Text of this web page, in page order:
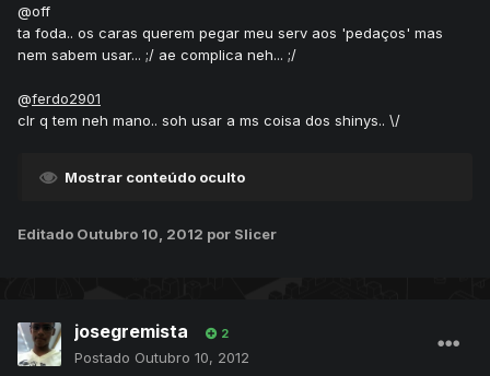
@off
ta foda.. os caras querem pegar meu serv aos 'pedaços' mas
nem sabem usar... ;/ ae complica neh... ;/
@ferdo2901
clr q tem neh mano.. soh usar a ms coisa dos shinys.. \/
Mostrar conteúdo oculto
Editado Outubro 10, 2012 por Slicer
josegremista 2
Postado Outubro 10, 2012